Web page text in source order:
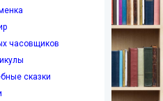
часовщиков
сказки